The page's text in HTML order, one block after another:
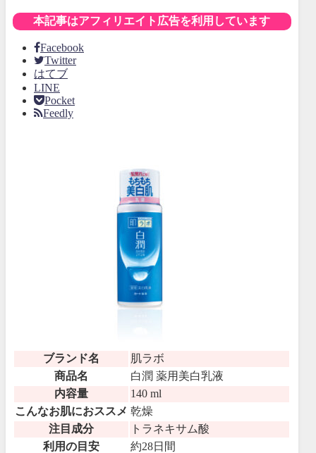
本記事はアフィリエイト広告を利用しています
Facebook
Twitter
はてブ
LINE
Pocket
Feedly
ブランド名
肌ラボ
商品名
白潤 薬用美白乳液
内容量
140 ml
こんなお肌におススメ 乾燥
注目成分
トラネキサム酸
利用の目安
約28日間